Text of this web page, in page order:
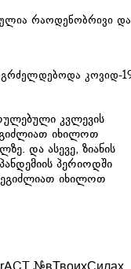
რაოდენობრივი და
კოვიდ-
კვლევის
იხილოთ
და ასევე, ზიანის
პერიოდში
იხილოთ